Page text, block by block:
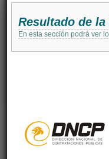
Resultado de la
En esta sección podrá ver